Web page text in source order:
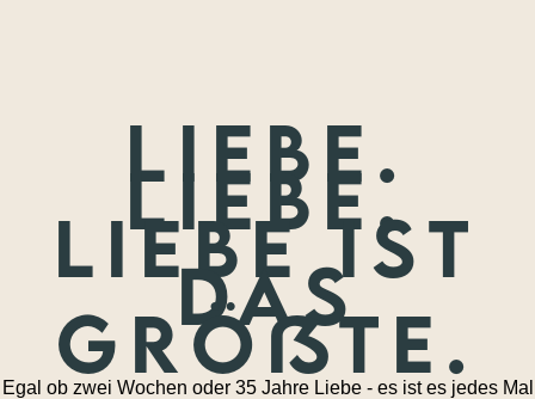
Liebe.
Liebe.
Liebe ist
das
größte.
Egal ob zwei Wochen oder 35 Jahre Liebe - es ist es jedes Mal